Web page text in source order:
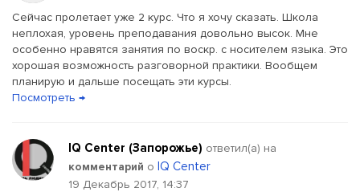
Сейчас пролетает уже 2 курс. Что я хочу сказать. Школа
неплохая, уровень преподавания довольно высок. Мне
особенно нравятся занятия по воскр. с носителем языка. Это
хорошая возможность разговорной практики. Вообщем
планирую и дальше посещать эти курсы.
Посмотреть →
IQ Center (Запорожье) ответил(a) на
комментарий о IQ Center
19 Декабрь 2017, 14:37